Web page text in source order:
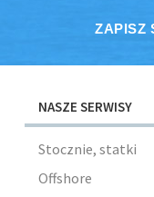
ZAPISZ
NASZE SERWISY
Stocznie, statki
Offshore